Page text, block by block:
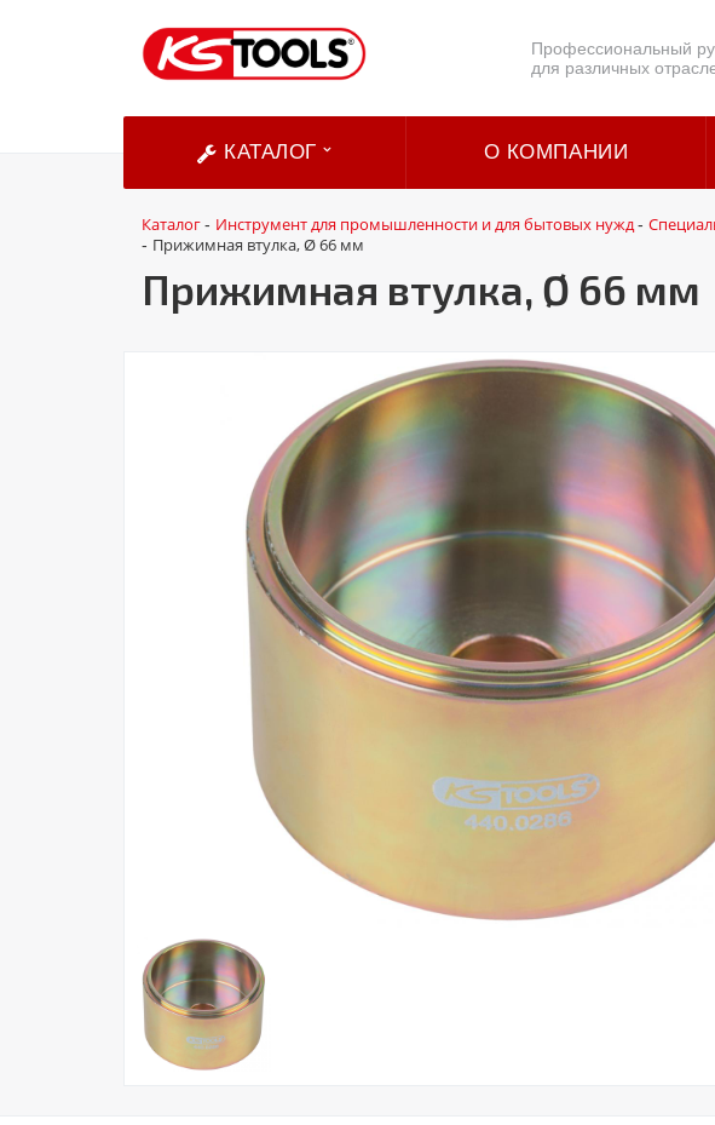
Профессиональный
для различных
КАТАЛОГ О КОМПАНИИ
Каталог- Инструмент для промышленности и для бытовых нужд-
- Прижимная втулка, Ø 66 мм
Прижимная втулка, Ø 66 мм